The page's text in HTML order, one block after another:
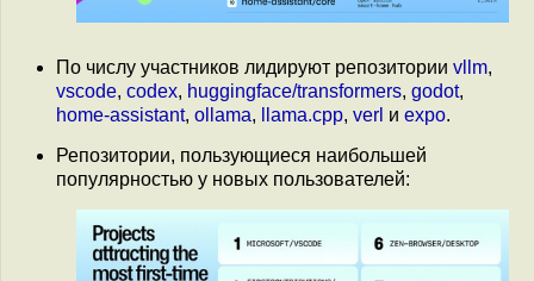
По числу участников лидируют репозитории vllm,
vscode, codex, huggingface/transformers, godot,
home-assistant, ollama, llama.cpp, verl и expo.
Репозитории, пользующиеся наибольшей
популярностью у новых пользователей: